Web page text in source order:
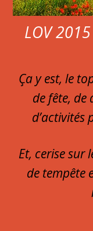
LOV
Ça y est, le
de fête, de
d’activités
Et, cerise sur
de tempête